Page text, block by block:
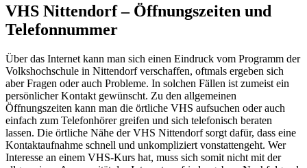
VHS Nittendorf – Öffnungszeiten und
Telefonnummer
Über das Internet kann man sich einen Eindruck vom Programm der
Volkshochschule in Nittendorf verschaffen, oftmals ergeben sich
aber Fragen oder auch Probleme. In solchen Fällen ist zumeist ein
persönlicher Kontakt gewünscht. Zu den allgemeinen
Öffnungszeiten kann man die örtliche VHS aufsuchen oder auch
einfach zum Telefonhörer greifen und sich telefonisch beraten
lassen. Die örtliche Nähe der VHS Nittendorf sorgt dafür, dass eine
Kontaktaufnahme schnell und unkompliziert vonstattengeht. Wer
Interesse an einem VHS-Kurs hat, muss sich somit nicht mit der